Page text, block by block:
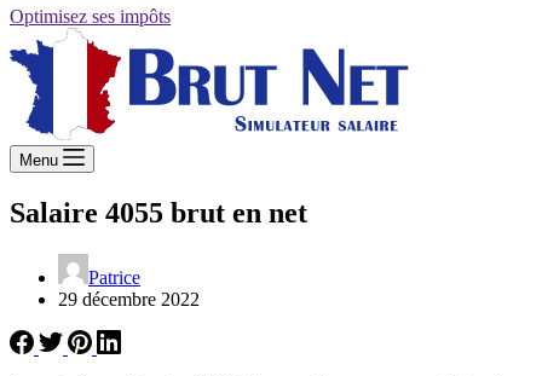
Optimisez ses impôts
Menu
Salaire 4055 brut en net
Patrice
29 décembre 2022